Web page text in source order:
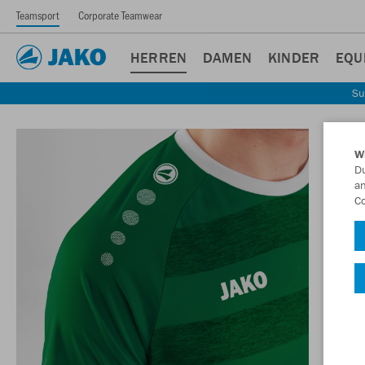
Teamsport Corporate Teamwear
HERREN DAMEN KINDER